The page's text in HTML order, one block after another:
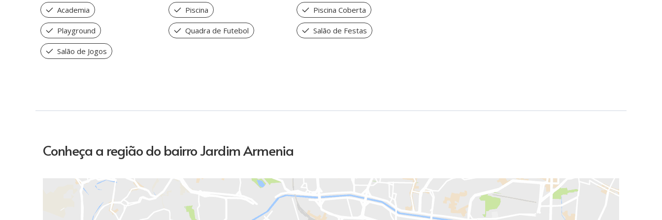
Academia Piscina Piscina Coberta
Playground Quadra de Futebol Salão de Festas
Salão de Jogos
Conheça a região do bairro Jardim Armenia